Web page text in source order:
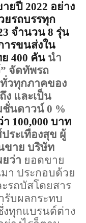
ยปี 2022 อย่าง
ยรถบรรทุก
จำนวน 8 รุ่น
รขนส่งใน
400 คัน นำ
จัดทัพรถ
วทุกภาคของ
ง และเป็น
ชั่นดาวน์ 0 %
100,000 บาท
ระเทืองสุข ผู้
ขาย บริษัท
ว่า ยอดขาย
า ประกอบด้วย
รถบัสโดยสาร
รับผลกระทบ
งทุกแบรนด์ต่าง